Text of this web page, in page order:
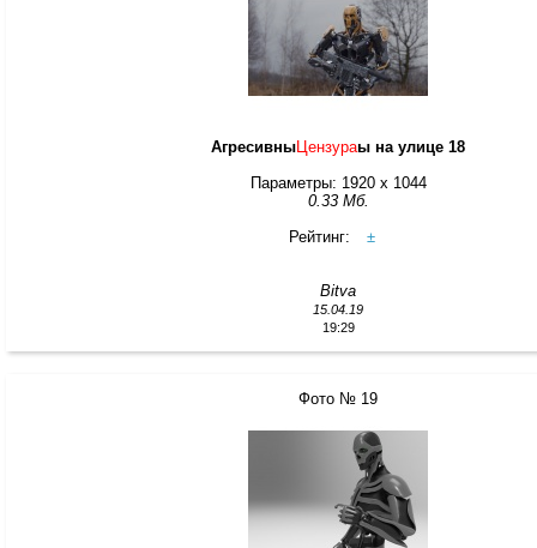
АгресивныЦензураы на улице 18
Параметры: 1920 x 1044
0.33 Мб.
Рейтинг:
±
Bitva
15.04.19
19:29
Фото № 19